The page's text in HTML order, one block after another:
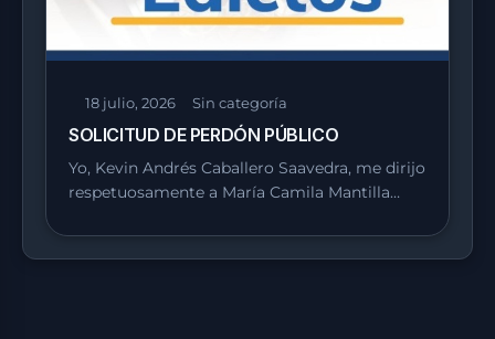
18 julio, 2026 Sin categoría
SOLICITUD DE PERDÓN PÚBLICO
Yo, Kevin Andrés Caballero Saavedra, me dirijo
respetuosamente a María Camila Mantilla…